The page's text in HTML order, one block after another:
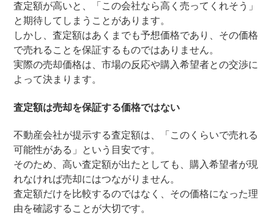
査定額が高いと、「この会社なら高く売ってくれそう」
と期待してしまうことがあります。
しかし、査定額はあくまでも予想価格であり、その価格
で売れることを保証するものではありません。
実際の売却価格は、市場の反応や購入希望者との交渉に
よって決まります。
査定額は売却を保証する価格ではない
不動産会社が提示する査定額は、「このくらいで売れる
可能性がある」という目安です。
そのため、高い査定額が出たとしても、購入希望者が現
れなければ売却にはつながりません。
査定額だけを比較するのではなく、その価格になった理
由を確認することが大切です。